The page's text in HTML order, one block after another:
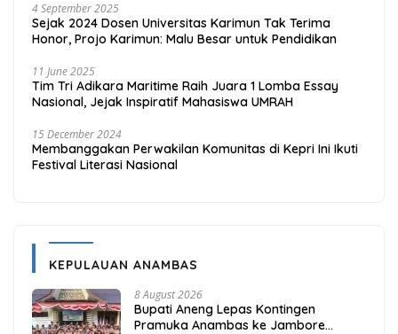
4 September 2025
Sejak 2024 Dosen Universitas Karimun Tak Terima
Honor, Projo Karimun: Malu Besar untuk Pendidikan
11 June 2025
Tim Tri Adikara Maritime Raih Juara 1 Lomba Essay
Nasional, Jejak Inspiratif Mahasiswa UMRAH
15 December 2024
Membanggakan Perwakilan Komunitas di Kepri Ini Ikuti
Festival Literasi Nasional
KEPULAUAN ANAMBAS
8 August 2026
Bupati Aneng Lepas Kontingen
Pramuka Anambas ke Jambore